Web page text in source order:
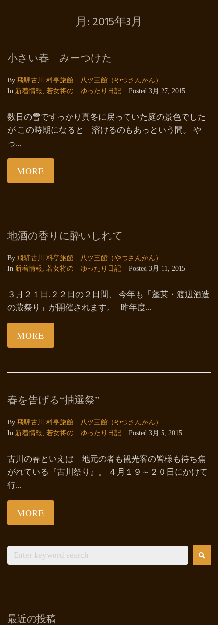
月: 2015年3月
小さい春 みーつけた
By 飛騨古川 料亭旅館 八ツ三館（やつさんかん）
In 新着情報, 若女将の ゆったり日記 Posted 3月 27, 2015
数日の雪ですっかり真冬に戻っていた庭の景色でした
が この時期になると 溶けるのもあっという間。 や
っ...
MORE
地酒の香りに酔いしれて
By 飛騨古川 料亭旅館 八ツ三館（やつさんかん）
In 新着情報, 若女将の ゆったり日記 Posted 3月 11, 2015
３月２１日.２２日の２日間、 今年も「蓬莱・渡辺酒造
の蔵祭り」が開催されます。 昨年度...
MORE
春を告げる“抽選祭”
By 飛騨古川 料亭旅館 八ツ三館（やつさんかん）
In 新着情報, 若女将の ゆったり日記 Posted 3月 5, 2015
古川の春といえば 地元の者も観光客の皆様も待ち焦
がれている『古川祭り』。 ４月１９～２０日にかけて
行...
MORE
最近の投稿